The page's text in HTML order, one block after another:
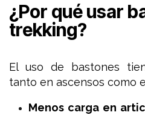
¿Por qué usar
trekking?
El uso de bastones
tanto en ascensos como
Menos carga en